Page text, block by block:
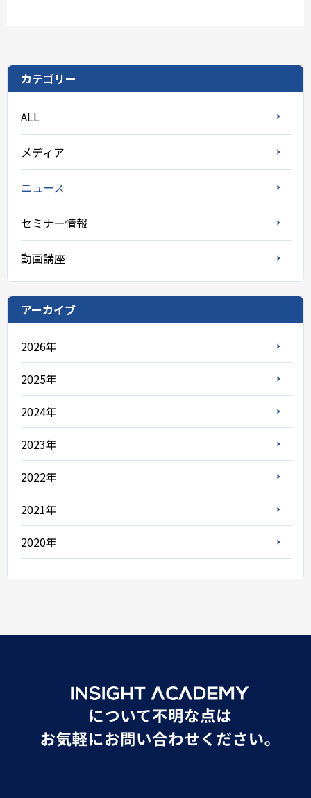
カテゴリー
ALL
メディア
ニュース
セミナー情報
動画講座
アーカイブ
2026年
2025年
2024年
2023年
2022年
2021年
2020年